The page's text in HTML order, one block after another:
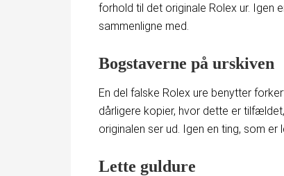
forhold til det originale Rolex ur. Igen
sammenligne med.
Bogstaverne på urskiven
En del falske Rolex ure benytter
dårligere kopier, hvor dette er
originalen ser ud. Igen en ting, som
Lette guldure